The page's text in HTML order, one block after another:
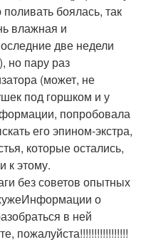
боялась, так
влажная и
две недели
но пару раз
(может, не
под горшком и у
попробовала
его эпином-экстра,
которые остались,
к этому.
без советов опытных
о
в ней
пожалуйста!!!!!!!!!!!!!!!!!